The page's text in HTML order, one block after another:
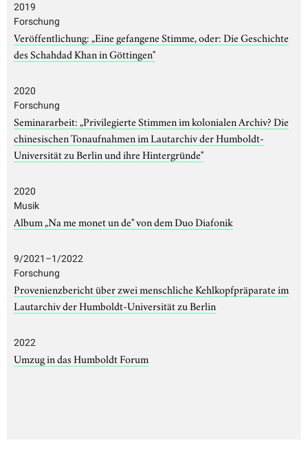
2019
Forschung
Veröffentlichung: „Eine gefangene Stimme, oder: Die Geschichte
des Schahdad Khan in Göttingen"
2020
Forschung
Seminararbeit: „Privilegierte Stimmen im kolonialen Archiv? Die
chinesischen Tonaufnahmen im Lautarchiv der Humboldt-
Universität zu Berlin und ihre Hintergründe"
2020
Musik
Album „Na me monet un de" von dem Duo Diafonik
9/2021–1/2022
Forschung
Provenienzbericht über zwei menschliche Kehlkopfpräparate im
Lautarchiv der Humboldt-Universität zu Berlin
2022
Umzug in das Humboldt Forum